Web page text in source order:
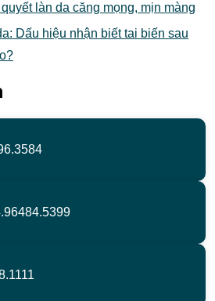
làn da căng mọng, mịn màng
Dấu hiệu nhận biết tai biến sau